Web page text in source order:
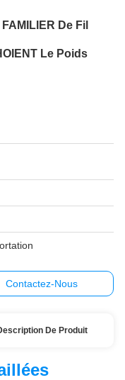
De Fil
Le Poids
Contactez-Nous
De Produit